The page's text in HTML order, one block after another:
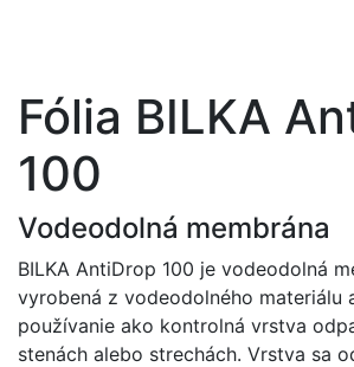
Fólia BILKA
100
Vodeodolná membrána
BILKA AntiDrop 100 je vodeodolná
vyrobená z vodeodolného materiálu
používanie ako kontrolná vrstva
stenách alebo strechách. Vrstva sa